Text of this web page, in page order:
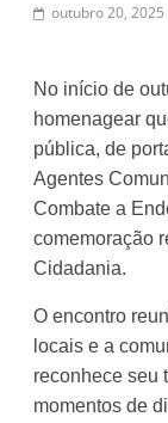
outubro 20, 2025
No início de
homenagear
pública, de
Agentes
Combate a
comemoração
Cidadania.
O encontro
locais e a
reconhece seu
momentos de